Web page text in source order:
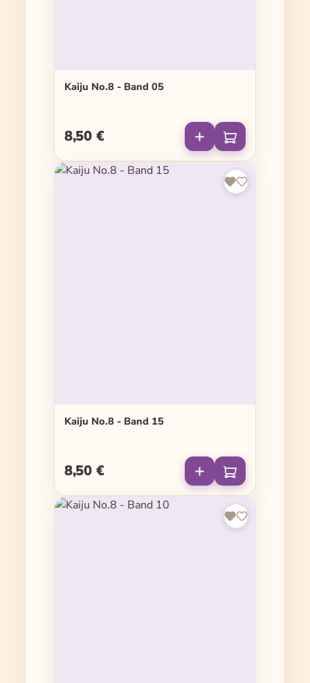
Kaiju No.8 - Band 05
Regulärer Preis:
8,50 €
Kaiju No.8 - Band 15
Regulärer Preis:
8,50 €